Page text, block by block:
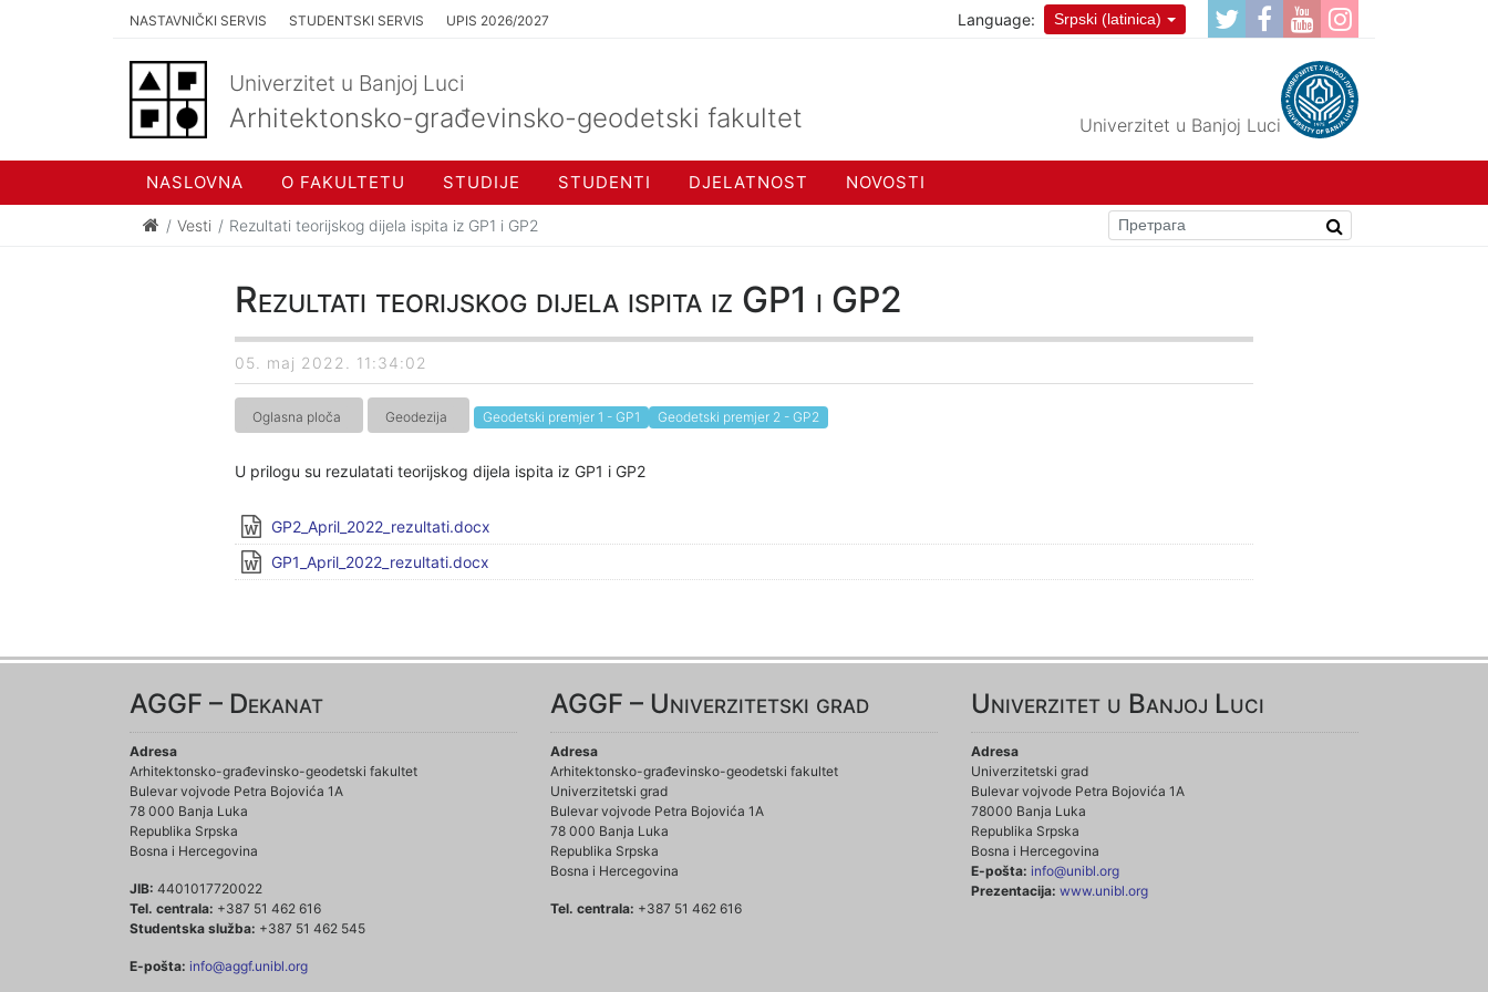
NASTAVNIČKI SERVIS STUDENTSKI SERVIS UPIS 2026/2027 Language: Srpski (latinica)
Univerzitet u Banjoj Luci
Arhitektonsko-građevinsko-geodetski fakultet Univerzitet u Banjoj Luci
NASLOVNA O FAKULTETU STUDIJE STUDENTI DJELATNOST NOVOSTI
Vesti Rezultati teorijskog dijela ispita iz GP1 i GP2
Rezultati teorijskog dijela ispita iz GP1 i GP2
05. maj 2022. 11:34:02
Oglasna ploča Geodezija Geodetski premjer 1 - GP1 Geodetski premjer 2 - GP2
U prilogu su rezulatati teorijskog dijela ispita iz GP1 i GP2
GP2_April_2022_rezultati.docx
GP1_April_2022_rezultati.docx
AGGF – Dekanat
Adresa
Arhitektonsko-građevinsko-geodetski fakultet
Bulevar vojvode Petra Bojovića 1A
78 000 Banja Luka
Republika Srpska
Bosna i Hercegovina
JIB: 4401017720022
Tel. centrala: +387 51 462 616
Studentska služba: +387 51 462 545
E-pošta: info@aggf.unibl.org
AGGF – Univerzitetski grad
Adresa
Arhitektonsko-građevinsko-geodetski fakultet
Univerzitetski grad
Bulevar vojvode Petra Bojovića 1A
78 000 Banja Luka
Republika Srpska
Bosna i Hercegovina
Tel. centrala: +387 51 462 616
Univerzitet u Banjoj Luci
Adresa
Univerzitetski grad
Bulevar vojvode Petra Bojovića 1A
78000 Banja Luka
Republika Srpska
Bosna i Hercegovina
E-pošta: info@unibl.org
Prezentacija: www.unibl.org